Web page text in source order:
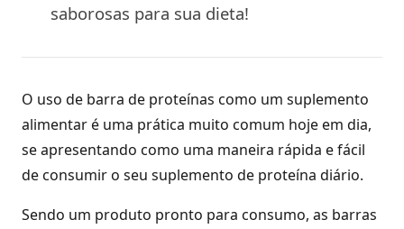
saborosas para sua dieta!
O uso de barra de proteínas como um suplemento
alimentar é uma prática muito comum hoje em dia,
se apresentando como uma maneira rápida e fácil
de consumir o seu suplemento de proteína diário.
Sendo um produto pronto para consumo, as barras